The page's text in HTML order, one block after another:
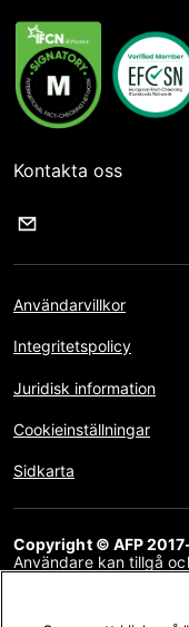
Kontakta oss
Användarvillkor
Integritetspolicy
Juridisk information
Cookieinställningar
Sidkarta
Copyright © AFP
Användare kan tillgå
kommersiella